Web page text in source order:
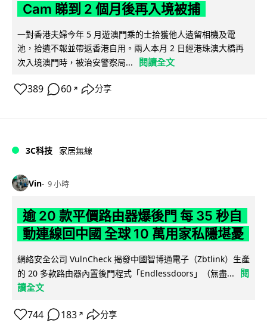
Cam 睇到 2 個月後再入境被捕
一對香港夫婦今年 5 月遊澳門乘的士拾獲他人遺留相機及電
池，拾遺不報並帶返香港自用。兩人本月 2 日經港珠澳大橋再
次入境澳門時，被治安警察局...
閱讀全文
389 60 ↗ 分享
3C科技 家居無線
Vin 9 小時
逾 20 款平價路由器爆後門 每 35 秒自
動連線回中國 全球 10 萬用家私隱堪憂
網絡安全公司 VulnCheck 揭發中國智博通電子（Zbtlink）生產
的 20 多款路由器內置後門程式「Endlessdoors」（無盡...
閱
讀全文
744 183 ↗ 分享